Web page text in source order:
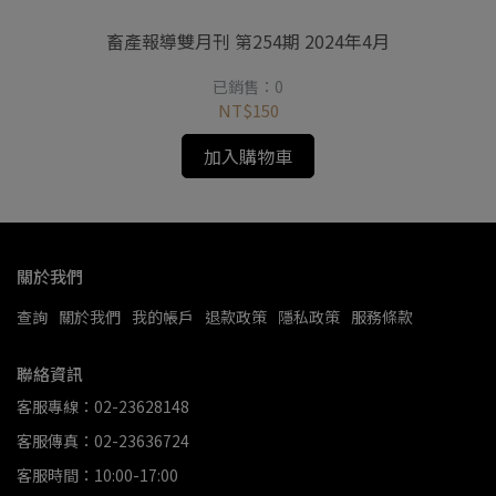
畜產報導雙月刊 第254期 2024年4月
已銷售：0
NT$150
加入購物車
關於我們
查詢 關於我們 我的帳戶 退款政策 隱私政策 服務條款
聯絡資訊
客服專線：02-23628148
客服傳真：02-23636724
客服時間：10:00-17:00